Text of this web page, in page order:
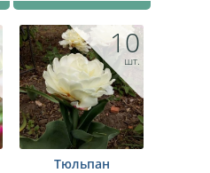
10
шт.
Тюльпан